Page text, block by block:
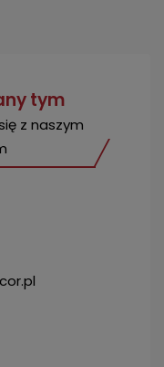
tym
z naszym